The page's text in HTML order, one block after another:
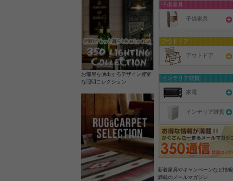
お部屋を演出するデザイン豊富
な照明コレクション
子供家具
子供家具
アウトドア
アウトドア
インテリア雑貨
家電
インテリア雑貨
新着家具やキャンペーンなど情報
満載のメールマガジン